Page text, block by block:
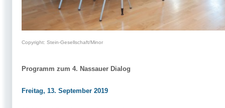
Copyright: Stein-Gesellschaft/Minor
Programm zum 4. Nassauer Dialog
Freitag, 13. September 2019